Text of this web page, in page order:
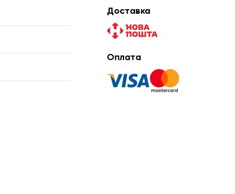
Доставка
Оплата